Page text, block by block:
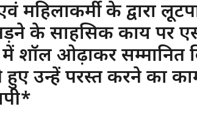
के द्वारा
के साहसिक कार्य पर
में शॉल ओढ़ाकर सम्मानित
उन्हें परस्त करने का